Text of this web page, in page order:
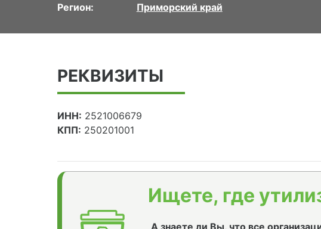
Регион:
Приморский край
РЕКВИЗИТЫ
ИНН: 2521006679
КПП: 250201001
Ищете, где